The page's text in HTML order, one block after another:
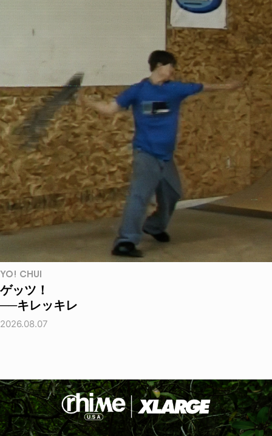
YO! CHUI
ゲッツ！
──キレッキレ
2026.08.07